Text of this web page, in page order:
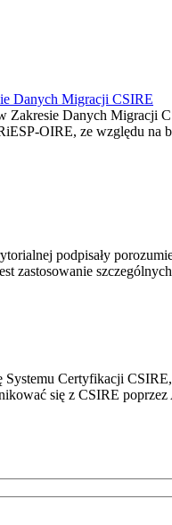
Danych Migracji CSIRE
Danych Migracji
OIRE, ze względu
podpisały
zastosowanie
Certyfikacji
się z CSIRE